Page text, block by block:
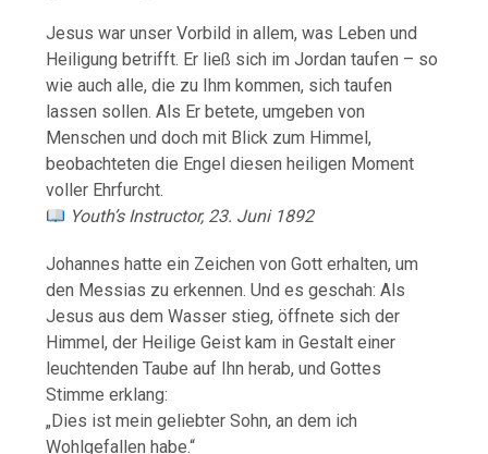
Jesus war unser Vorbild in allem, was Leben und
Heiligung betrifft. Er ließ sich im Jordan taufen – so
wie auch alle, die zu Ihm kommen, sich taufen
lassen sollen. Als Er betete, umgeben von
Menschen und doch mit Blick zum Himmel,
beobachteten die Engel diesen heiligen Moment
voller Ehrfurcht.
Youth’s Instructor, 23. Juni 1892
Johannes hatte ein Zeichen von Gott erhalten, um
den Messias zu erkennen. Und es geschah: Als
Jesus aus dem Wasser stieg, öffnete sich der
Himmel, der Heilige Geist kam in Gestalt einer
leuchtenden Taube auf Ihn herab, und Gottes
Stimme erklang:
„Dies ist mein geliebter Sohn, an dem ich
Wohlgefallen habe.“